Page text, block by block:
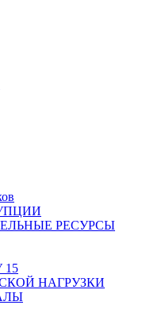
РЕСУРСЫ
НАГРУЗКИ